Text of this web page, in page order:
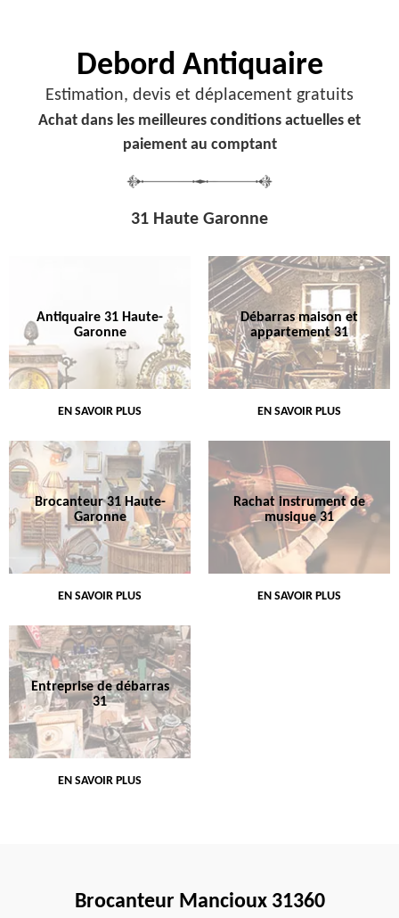
Debord Antiquaire
Estimation, devis et déplacement gratuits
Achat dans les meilleures conditions actuelles et
paiement au comptant
31 Haute Garonne
Antiquaire 31 Haute-
Garonne
EN SAVOIR PLUS
Débarras maison et
appartement 31
EN SAVOIR PLUS
Brocanteur 31 Haute-
Garonne
EN SAVOIR PLUS
Rachat instrument de
musique 31
EN SAVOIR PLUS
Entreprise de débarras
31
EN SAVOIR PLUS
Brocanteur Mancioux 31360